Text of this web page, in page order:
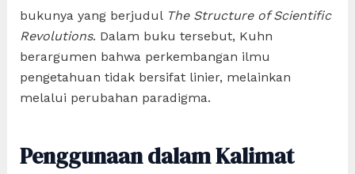
bukunya yang berjudul The Structure of Scientific
Revolutions. Dalam buku tersebut, Kuhn
berargumen bahwa perkembangan ilmu
pengetahuan tidak bersifat linier, melainkan
melalui perubahan paradigma.
Penggunaan dalam Kalimat